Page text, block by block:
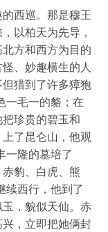
的西巡。那是穆王
以柏天为先导，
方和西方为目的
、妙趣横生的人
猎到了许多獐狍
一毛一的貉；在
珍贵的碧玉和
了昆仑山，他观
一隆的墓培了
豹、白虎、熊
续西行，他到了
，貌似天仙。赤
，立即把她俩封